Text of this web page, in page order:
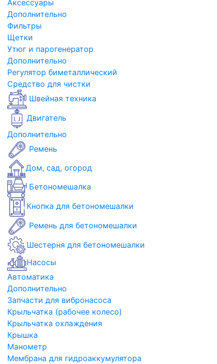
Аксессуары
Дополнительно
Фильтры
Щетки
Утюг и парогенератор
Дополнительно
Регулятор биметаллический
Средство для чистки
Швейная техника
Двигатель
Дополнительно
Ремень
Дом, сад, огород
Бетономешалка
Кнопка для бетономешалки
Ремень для бетономешалки
Шестерня для бетономешалки
Насосы
Автоматика
Дополнительно
Запчасти для вибронасоса
Крыльчатка (рабочее колесо)
Крыльчатка охлаждения
Крышка
Манометр
Мембрана для гидроаккумулятора